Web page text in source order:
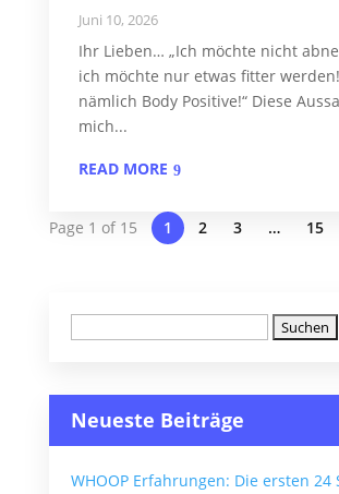
Juni 10, 2026
Ihr Lieben… „Ich möchte nicht
ich möchte nur etwas fitter
nämlich Body Positive!“ Diese
mich...
READ MORE
Page 1 of 15 1 2 3 … 15
Neueste Beiträge
WHOOP Erfahrungen: Die ersten 24